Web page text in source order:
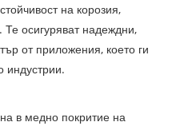
на корозия,
Те осигуряват надеждни,
от приложения, което ги
индустрии.
в медно покритие на